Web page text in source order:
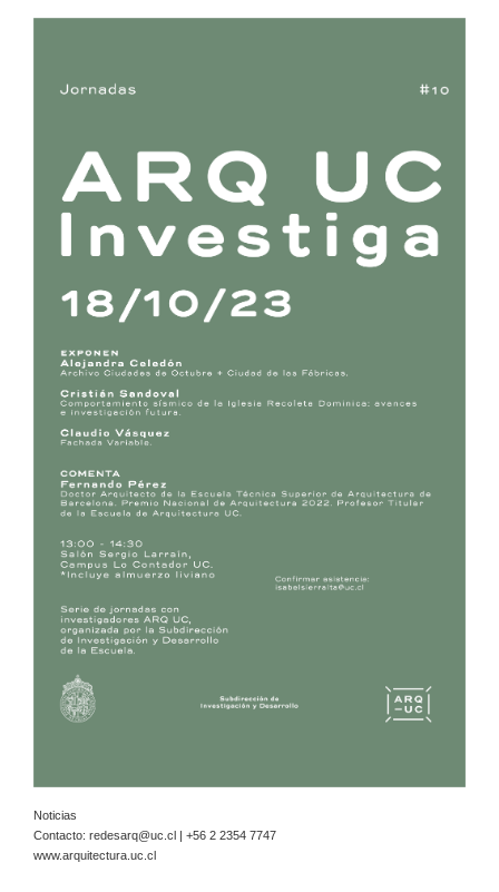
Noticias
Contacto: redesarq@uc.cl | +56 2 2354 7747
www.arquitectura.uc.cl